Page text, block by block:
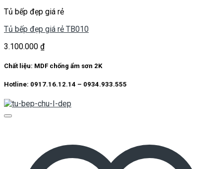
Tủ bếp đẹp giá rẻ
Tủ bếp đẹp giá rẻ TB010
3.100.000 ₫
Chất liệu: MDF chống ẩm sơn 2K
Hotline: 0917.16.12.14 – 0934.933.555